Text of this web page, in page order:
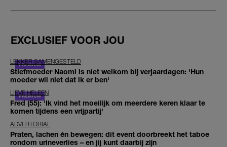
EXCLUSIEF VOOR JOU
LEKKER SAMENGESTELD
Stiefmoeder Naomi is niet welkom bij verjaardagen: 'Hun
moeder wil niet dat ik er ben'
LIEVE HELEEN
Fred (55): 'Ik vind het moeilijk om meerdere keren klaar te
komen tijdens een vrijpartij'
ADVERTORIAL
Praten, lachen én bewegen: dit event doorbreekt het taboe
rondom urineverlies – en jij kunt daarbij zijn